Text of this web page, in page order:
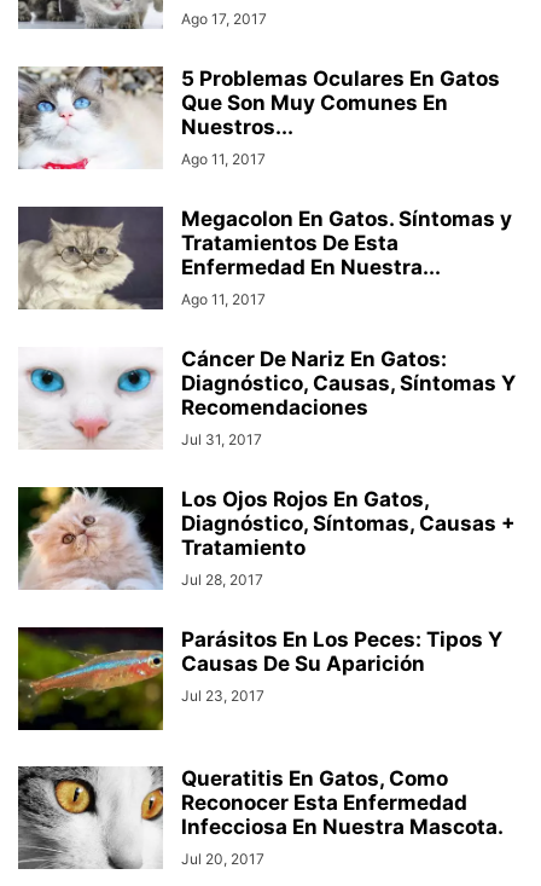
Ago 17, 2017
5 Problemas Oculares En Gatos
Que Son Muy Comunes En
Nuestros...
Ago 11, 2017
Megacolon En Gatos. Síntomas y
Tratamientos De Esta
Enfermedad En Nuestra...
Ago 11, 2017
Cáncer De Nariz En Gatos:
Diagnóstico, Causas, Síntomas Y
Recomendaciones
Jul 31, 2017
Los Ojos Rojos En Gatos,
Diagnóstico, Síntomas, Causas +
Tratamiento
Jul 28, 2017
Parásitos En Los Peces: Tipos Y
Causas De Su Aparición
Jul 23, 2017
Queratitis En Gatos, Como
Reconocer Esta Enfermedad
Infecciosa En Nuestra Mascota.
Jul 20, 2017